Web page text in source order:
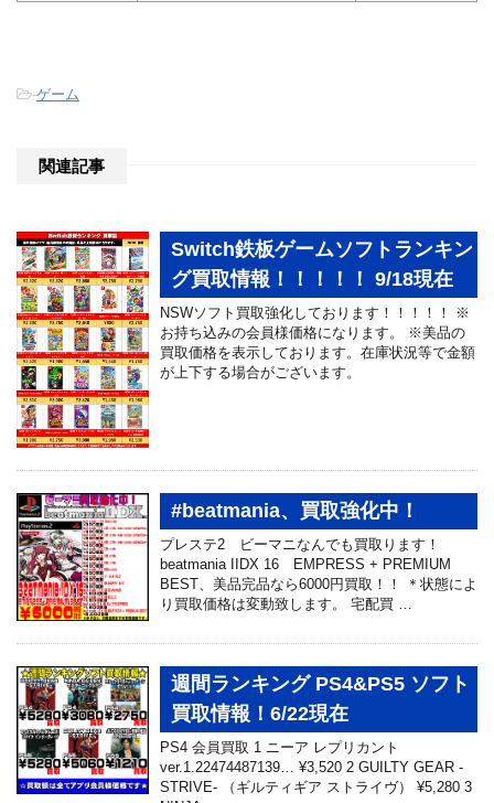
-ゲーム
関連記事
Switch鉄板ゲームソフトランキン
グ買取情報！！！！！ 9/18現在
NSWソフト買取強化しております！！！！！ ※
お持ち込みの会員様価格になります。 ※美品の
買取価格を表示しております。在庫状況等で金額
が上下する場合がございます。
#beatmania、買取強化中！
プレステ2 ビーマニなんでも買取ります！
beatmania IIDX 16 EMPRESS + PREMIUM
BEST、美品完品なら6000円買取！！ ＊状態によ
り買取価格は変動致します。 宅配買 …
週間ランキング PS4&PS5 ソフト
買取情報！6/22現在
PS4 会員買取 1 ニーア レプリカント
ver.1.22474487139… ¥3,520 2 GUILTY GEAR -
STRIVE- （ギルティギア ストライヴ） ¥5,280 3